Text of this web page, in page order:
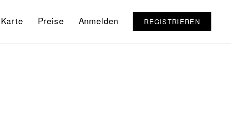
Karte Preise Anmelden REGISTRIEREN